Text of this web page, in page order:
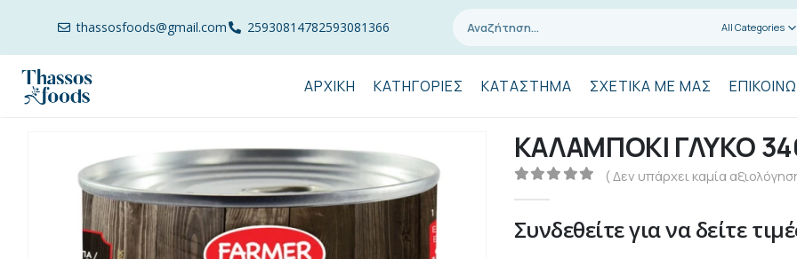
thassosfoods@gmail.com 25930814782593081366 All Categories
ΑΡΧΙΚΉ ΚΑΤΗΓΟΡΊΕΣ ΚΑΤΆΣΤΗΜΑ ΣΧΕΤΙΚΆ ΜΕ ΜΑΣ
ΚΑΛΑΜΠΟΚΙ ΓΛΥΚΟ
( Δεν υπάρχει καμία
Συνδεθείτε για να δείτε